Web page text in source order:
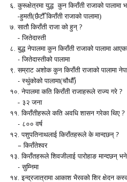
६. कुरूक्षेत्रमा युद्ध कुन किराँती राजाको पालामा
-हुमती(छैटौँ किराँती राजाको पालामा)
७. सातौ किराँती राजा को हुन् ?
- जितेदास्ती
८. बुद्ध नेपालमा कुन किराँती राजाको पालामा
- जितेदास्तीको पालामा
९. सम्राट अशोक कुन किराँती राजाको पालामा
- स्थुंकोको पालामा(चौधौँ)
१०. नेपालमा कति किराँती राजाहरूले राज्य गरे ?
- ३२ जना
११. किराँतीहरूले कति अवधि शासन गरेका थिए ?
- ८०० वर्ष
१२. पशुपतिनाथलाई किराँतहरूले के मान्दछन् ?
– किराँतेश्‍‍वर
१३. किराँतहरूले शिवजीलाई पारोहाङ मान्दछन्
- सुम्निमा
१४. इन्द्रजात्रामा आकाश भैरवको शिर क्षेदन